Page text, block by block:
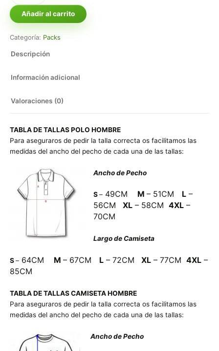
Añadir al carrito
Categoría: Packs
Descripción
Información adicional
Valoraciones (0)
TABLA DE TALLAS POLO HOMBRE
Para aseguraros de pedir la talla correcta os facilitamos las
medidas del ancho del pecho de cada una de las tallas:
Ancho de Pecho
S–49CM M –51CM L–
56CM
XL– 58CM 4XL–
70CM
Largo de Camiseta
S– 64CM M – 67CM L – 72CM XL – 77CM 4XL –
85CM
TABLA DE TALLAS CAMISETA HOMBRE
Para aseguraros de pedir la talla correcta os facilitamos las
medidas del ancho del pecho de cada una de las tallas:
Ancho de Pecho